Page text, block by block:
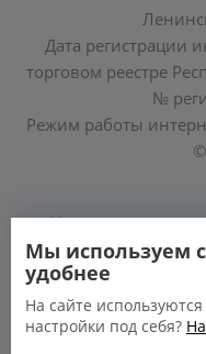
Дата регистрации
торговом реестре
№
Режим работы
Уполномоченные
https://
БРЕСТСКАЯ
Мы используем
удобнее
На сайте
настройки под себя?